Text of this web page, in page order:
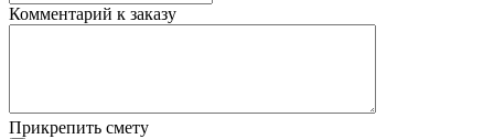
Комментарий к заказу
Прикрепить смету